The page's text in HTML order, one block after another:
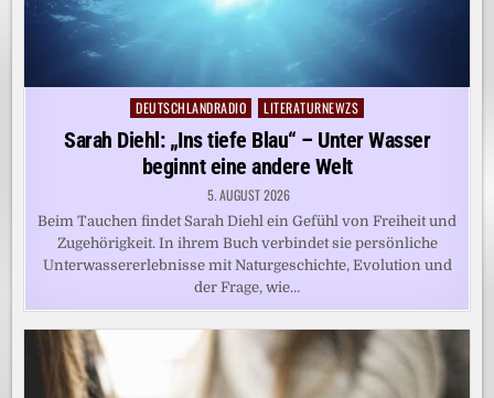
Posted
in
DEUTSCHLANDRADIO LITERATURNEWZS
Sarah Diehl: „Ins tiefe Blau“ – Unter Wasser
beginnt eine andere Welt
5. AUGUST 2026
Beim Tauchen findet Sarah Diehl ein Gefühl von Freiheit und
Zugehörigkeit. In ihrem Buch verbindet sie persönliche
Unterwassererlebnisse mit Naturgeschichte, Evolution und
der Frage, wie…